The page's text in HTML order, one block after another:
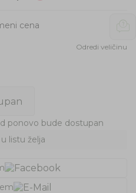
cena
Odredi veličinu
ponovo bude dostupan
listu želja